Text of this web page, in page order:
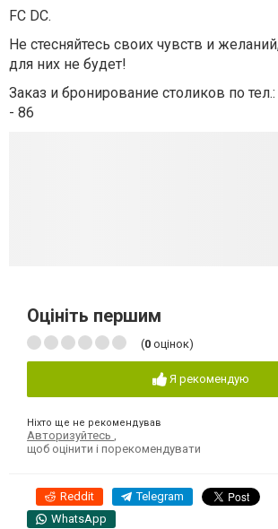
FC DC.
Не стесняйтесь своих чувств и
для них не будет!
Заказ и бронирование столиков по
- 86
Оцініть першим
(0 оцінок)
Я рекомендую
Ніхто ще не рекомендував
Авторизуйтесь ,
щоб оцінити і порекомендувати
Reddit Telegram
WhatsApp